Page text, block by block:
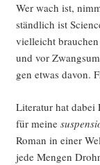
Wer wach ist,
ständ­lich ist
viel­leicht
und vor
gen etwas davon.
Lite­ra­tur hat dabei
für mei­ne
Roman in einer
jede Men­gen